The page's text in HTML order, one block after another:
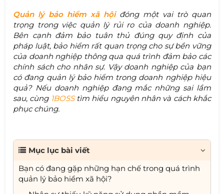
Quản lý bảo hiểm xã hội đóng một vai trò quan
trọng trong việc quản lý rủi ro của doanh nghiệp.
Bên cạnh đảm bảo tuân thủ đúng quy định của
pháp luật, bảo hiểm rất quan trọng cho sự bền vững
của doanh nghiệp thông qua quá trình đảm bảo các
chính sách cho nhân sự. Vậy doanh nghiệp của bạn
có đang quản lý bảo hiểm trong doanh nghiệp hiệu
quả? Nếu doanh nghiệp đang mắc những sai lầm
sau, cùng 1BOSS tìm hiểu nguyên nhân và cách khắc
phục chúng.
Mục lục bài viết
Bạn có đang gặp những hạn chế trong quá trình
quản lý bảo hiểm xã hội?